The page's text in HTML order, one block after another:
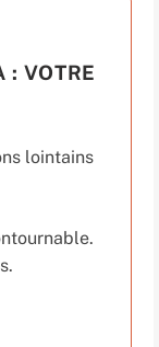
: VOTRE
lointains